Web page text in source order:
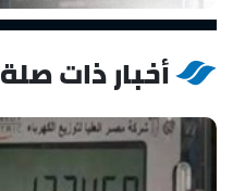
أخبار ذات صلة